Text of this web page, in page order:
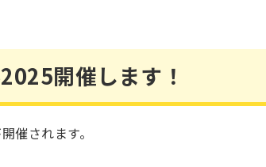
開催します！
催されます。